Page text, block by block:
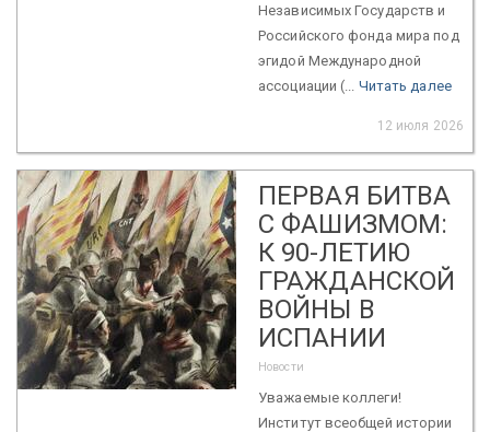
Независимых Государств и
Российского фонда мира под
эгидой Международной
ассоциации (... Читать далее
12 июля 2026
ПЕРВАЯ БИТВА
С ФАШИЗМОМ:
К 90-ЛЕТИЮ
ГРАЖДАНСКОЙ
ВОЙНЫ В
ИСПАНИИ
Новости
Уважаемые коллеги!
Институт всеобщей истории